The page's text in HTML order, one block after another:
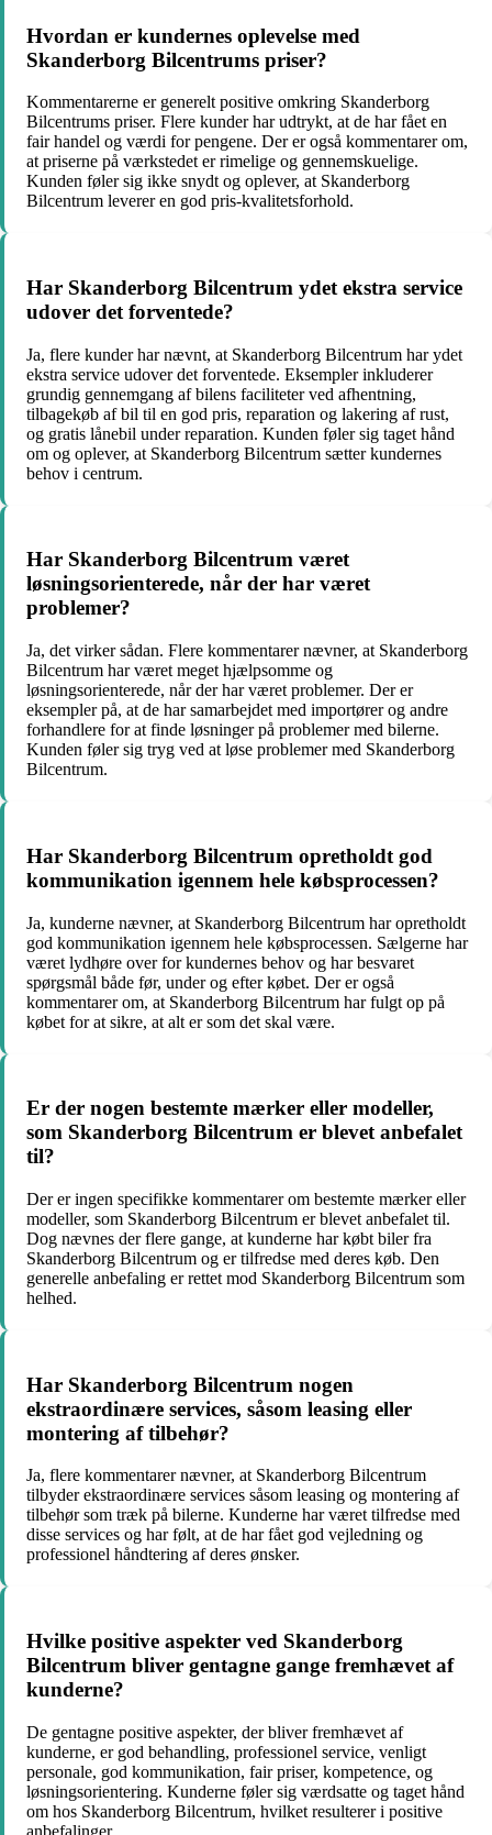
Hvordan er kundernes oplevelse med
Skanderborg Bilcentrums priser?
Kommentarerne er generelt positive omkring Skanderborg
Bilcentrums priser. Flere kunder har udtrykt, at de har fået en
fair handel og værdi for pengene. Der er også kommentarer om,
at priserne på værkstedet er rimelige og gennemskuelige.
Kunden føler sig ikke snydt og oplever, at Skanderborg
Bilcentrum leverer en god pris-kvalitetsforhold.
Har Skanderborg Bilcentrum ydet ekstra service
udover det forventede?
Ja, flere kunder har nævnt, at Skanderborg Bilcentrum har ydet
ekstra service udover det forventede. Eksempler inkluderer
grundig gennemgang af bilens faciliteter ved afhentning,
tilbagekøb af bil til en god pris, reparation og lakering af rust,
og gratis lånebil under reparation. Kunden føler sig taget hånd
om og oplever, at Skanderborg Bilcentrum sætter kundernes
behov i centrum.
Har Skanderborg Bilcentrum været
løsningsorienterede, når der har været
problemer?
Ja, det virker sådan. Flere kommentarer nævner, at Skanderborg
Bilcentrum har været meget hjælpsomme og
løsningsorienterede, når der har været problemer. Der er
eksempler på, at de har samarbejdet med importører og andre
forhandlere for at finde løsninger på problemer med bilerne.
Kunden føler sig tryg ved at løse problemer med Skanderborg
Bilcentrum.
Har Skanderborg Bilcentrum opretholdt god
kommunikation igennem hele købsprocessen?
Ja, kunderne nævner, at Skanderborg Bilcentrum har opretholdt
god kommunikation igennem hele købsprocessen. Sælgerne har
været lydhøre over for kundernes behov og har besvaret
spørgsmål både før, under og efter købet. Der er også
kommentarer om, at Skanderborg Bilcentrum har fulgt op på
købet for at sikre, at alt er som det skal være.
Er der nogen bestemte mærker eller modeller,
som Skanderborg Bilcentrum er blevet anbefalet
til?
Der er ingen specifikke kommentarer om bestemte mærker eller
modeller, som Skanderborg Bilcentrum er blevet anbefalet til.
Dog nævnes der flere gange, at kunderne har købt biler fra
Skanderborg Bilcentrum og er tilfredse med deres køb. Den
generelle anbefaling er rettet mod Skanderborg Bilcentrum som
helhed.
Har Skanderborg Bilcentrum nogen
ekstraordinære services, såsom leasing eller
montering af tilbehør?
Ja, flere kommentarer nævner, at Skanderborg Bilcentrum
tilbyder ekstraordinære services såsom leasing og montering af
tilbehør som træk på bilerne. Kunderne har været tilfredse med
disse services og har følt, at de har fået god vejledning og
professionel håndtering af deres ønsker.
Hvilke positive aspekter ved Skanderborg
Bilcentrum bliver gentagne gange fremhævet af
kunderne?
De gentagne positive aspekter, der bliver fremhævet af
kunderne, er god behandling, professionel service, venligt
personale, god kommunikation, fair priser, kompetence, og
løsningsorientering. Kunderne føler sig værdsatte og taget hånd
om hos Skanderborg Bilcentrum, hvilket resulterer i positive
anbefalinger.